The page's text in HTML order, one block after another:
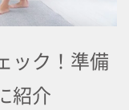
ック！準備
紹介